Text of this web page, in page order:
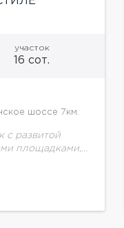
участок
16 сот.
шоссе 7км.
с развитой
площадками,
элементами